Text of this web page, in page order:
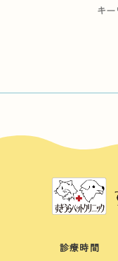
診療時間